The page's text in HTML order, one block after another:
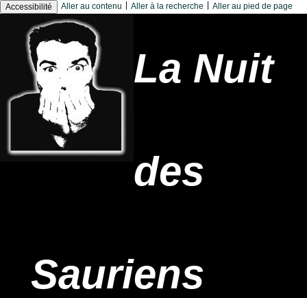
Accessibilité Aller au contenu Aller à la recherche Aller au pied de page
La Nuit
des
Sauriens